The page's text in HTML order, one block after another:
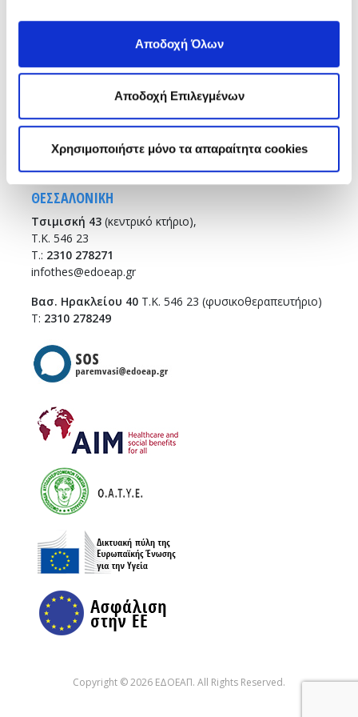
Αποδοχή Όλων
Αποδοχή Επιλεγμένων
Χρησιμοποιήστε μόνο τα απαραίτητα cookies
Σισίνη 18 & Ηριδανού(κεντρικό κτήριο)
info@edoeap.gr
Ορμινίου 38
Τ.Κ. 115 28
ΘΕΣΣΑΛΟΝΙΚΗ
Τσιμισκή 43 (κεντρικό κτήριο),
Τ.Κ. 546 23
T.: 2310 278271
infothes@edoeap.gr
Βασ. Ηρακλείου 40 Τ.Κ. 546 23 (φυσικοθεραπευτήριο)
Τ: 2310 278249
Copyright © 2026 ΕΔΟΕΑΠ. All Rights Reserved.